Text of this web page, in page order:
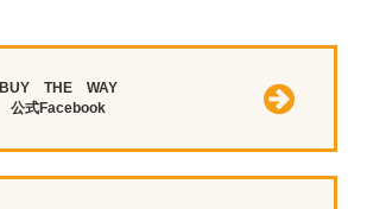
BUY THE WAY
公式Facebook